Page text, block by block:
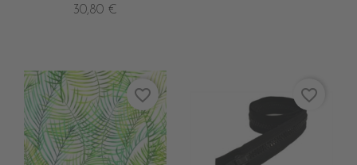
30,80 €
favorite_border favorite_border